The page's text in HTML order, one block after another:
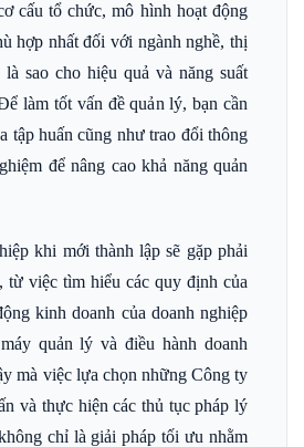
cấu tổ chức, mô hình hoạt động
hợp nhất đối với ngành nghề, thị
sao cho hiệu quả và năng suất
làm tốt vấn đề quản lý, bạn cần
tập huấn cũng như trao đổi thông
để nâng cao khả năng quản
khi mới thành lập sẽ gặp phải
từ việc tìm hiểu các quy định của
kinh doanh của doanh nghiệp
quản lý và điều hành doanh
mà việc lựa chọn những Công ty
và thực hiện các thủ tục pháp lý
chỉ là giải pháp tối ưu nhằm